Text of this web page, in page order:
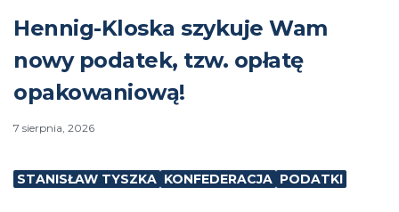
Hennig-Kloska szykuje Wam
nowy podatek, tzw. opłatę
opakowaniową!
7 sierpnia, 2026
STANISŁAW TYSZKA KONFEDERACJA PODATKI